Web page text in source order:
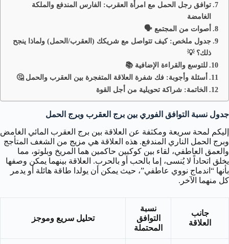
توافق رجل الحمل مع امرأة العقرب: الفارس المندفع والملكة
الغامضة
أصوات من المجتمع 🗣️
جدول ملخص: كيف تتواصل مع شريكك (العقرب/الحمل) ولماذا ينجح
ذلك؟ 💡
للتوسع والقراءة الإضافية 📚
أسئلة وأجوبة: فك شفرة العلاقة المتفجرة بين العقرب والحمل 🤔
الخاتمة: شراكة تحويلية من أجل القوة
جدول نسبة التوافق الفوري بين برج العقرب وبرج الحمل
إليكم لمحة سريعة ومكثفة عن العلاقة بين برج العقرب المائي الغامض
وبرج الحمل الناري المندفع. هذه العلاقة هي مزيج من الشغف المتأجج
والعمق العاطفي، لقاء بين كوكبين حاكمين هما المريخ وبلوتو، مما
يخلق اتحاداً لا يُنسى، إما بالحب أو بالحرب. العلاقة بينهما يمكن وصفها
بأنها “اندماج نووي عاطفي”، حيث يمكن أن يولدا طاقة هائلة أو يدمر
كل منهما الآخر.
جانب
العلاقة
نسبة
التوافق
المحتملة
تحليل سريع وموجز